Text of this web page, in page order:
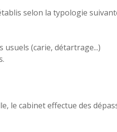
selon la typologie
usuels (carie, détartrage...)
le cabinet effectue des